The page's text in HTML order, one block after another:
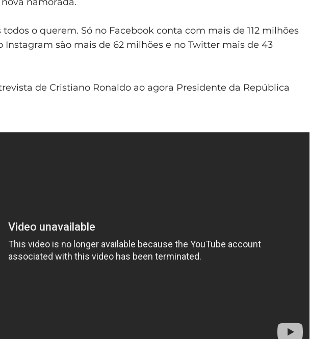
todos o querem. Só no Facebook conta com mais de 112 milhões
Instagram são mais de 62 milhões e no Twitter mais de 43
de Cristiano Ronaldo ao agora Presidente da República